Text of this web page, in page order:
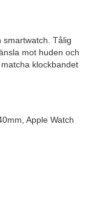
smartwatch. Tålig
mot huden och
klockbandet
Apple Watch